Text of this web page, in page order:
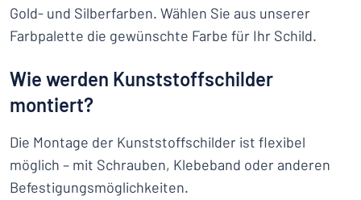
Gold- und Silberfarben. Wählen Sie aus unserer
Farbpalette die gewünschte Farbe für Ihr Schild.
Wie werden Kunststoffschilder
montiert?
Die Montage der Kunststoffschilder ist flexibel
möglich – mit Schrauben, Klebeband oder anderen
Befestigungsmöglichkeiten.